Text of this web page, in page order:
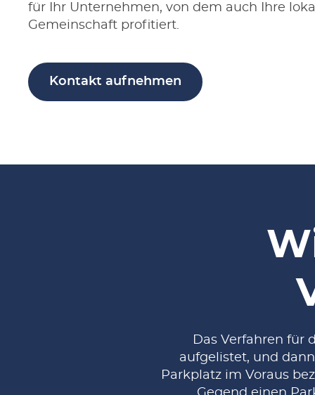
für Ihr Unternehmen, von dem auch Ihre
Gemeinschaft profitiert.
Kontakt aufnehmen
Das Verfahren für
aufgelistet, und
Parkplatz im Voraus